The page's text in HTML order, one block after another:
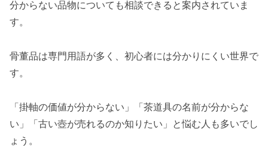
分からない品物についても相談できると案内されていま
す。
骨董品は専門用語が多く、初心者には分かりにくい世界で
す。
「掛軸の価値が分からない」「茶道具の名前が分からな
い」「古い壺が売れるのか知りたい」と悩む人も多いでし
ょう。